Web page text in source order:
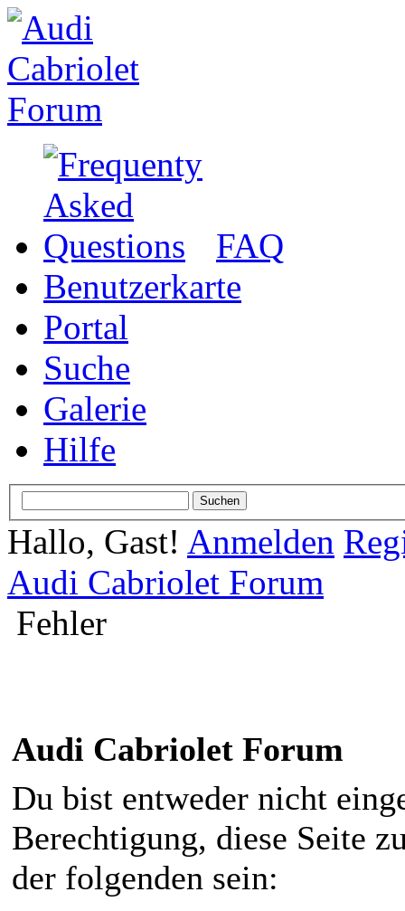
FAQ
Benutzerkarte
Portal
Suche
Galerie
Hilfe
Hallo, Gast! Anmelden
Audi Cabriolet Forum
Fehler
Audi Cabriolet Forum
Du bist entweder nicht
Berechtigung, diese Seite
der folgenden sein: